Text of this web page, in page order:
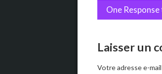
One Response
Laisser un
Votre adresse e-